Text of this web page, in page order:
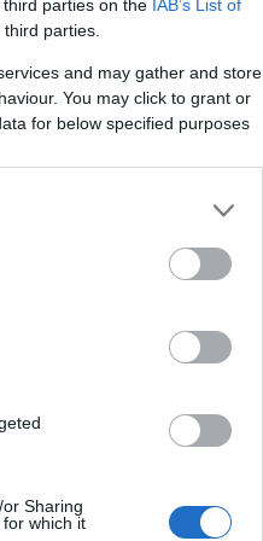
parties on the IAB’s List of
parties.
and may gather and store
You may click to grant or
for below specified purposes
Sharing
which it
μέρη του
φορτηγά
Volvo
βαρέως